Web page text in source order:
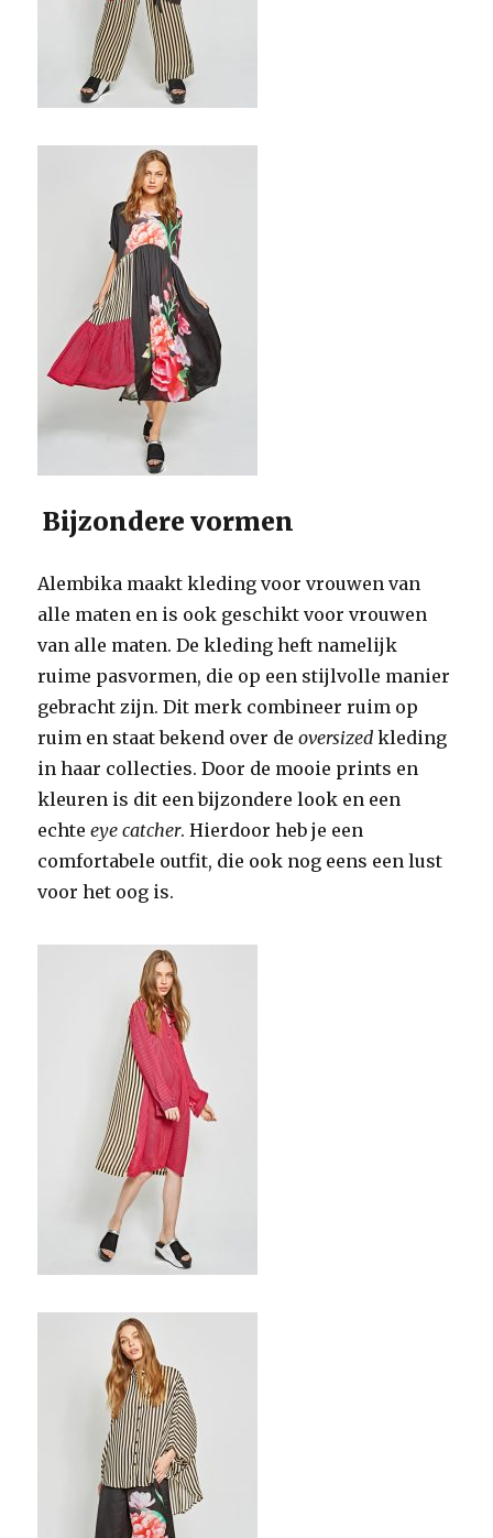
Bijzondere vormen
Alembika maakt kleding voor vrouwen van
alle maten en is ook geschikt voor vrouwen
van alle maten. De kleding heft namelijk
ruime pasvormen, die op een stijlvolle manier
gebracht zijn. Dit merk combineer ruim op
ruim en staat bekend over deoversizedkleding
in haar collecties. Door de mooie prints en
kleuren is dit een bijzondere look en een
echteeye catcher. Hierdoor heb je een
comfortabele outfit, die ook nog eens een lust
voor het oog is.